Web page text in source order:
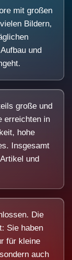
mit großen
Bildern,
und
große und
erreichten in
hohe
Insgesamt
und
Die
Sie haben
für kleine
auch